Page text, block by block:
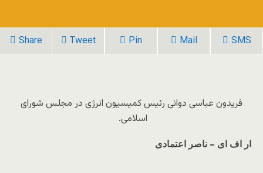
Share Tweet Pin Mail SMS
فریدون عباسی دوانی رئیس کمیسیون انرژی در مجلس شورای
اسلامی.
ار اف ای – ناصر اعتمادی